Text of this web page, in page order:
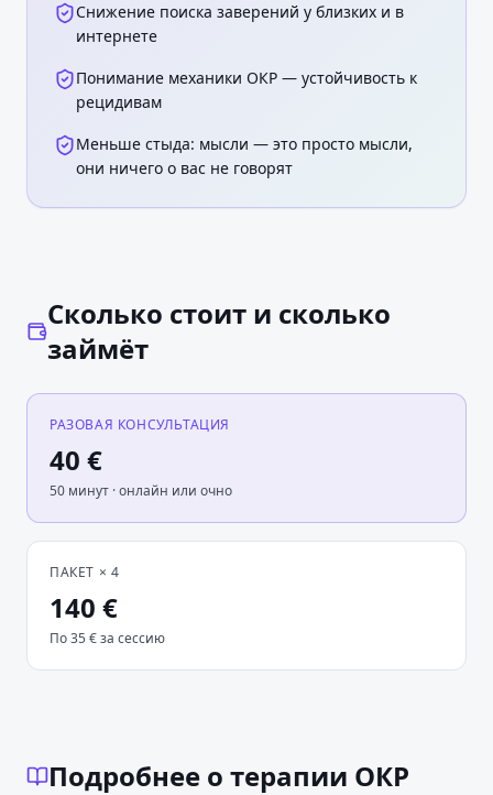
Снижение поиска заверений у близких и в
интернете
Понимание механики ОКР — устойчивость к
рецидивам
Меньше стыда: мысли — это просто мысли,
они ничего о вас не говорят
Сколько стоит и сколько
займёт
РАЗОВАЯ КОНСУЛЬТАЦИЯ
40 €
50 минут · онлайн или очно
ПАКЕТ × 4
140 €
По35€за сессию
Подробнее о терапии ОКР